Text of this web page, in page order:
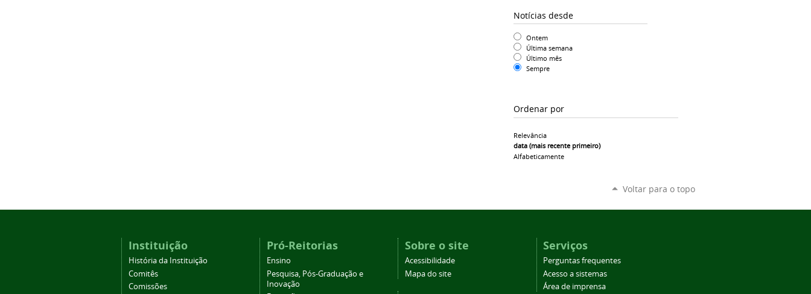
Notícias desde
Ontem
Última semana
Último mês
Sempre
Ordenar por
Relevância
data (mais recente primeiro)
Alfabeticamente
Voltar para o topo
Instituição
História da Instituição
Comitês
Comissões
Pró-Reitorias
Ensino
Pesquisa, Pós-Graduação e
Inovação
Sobre o site
Acessibilidade
Mapa do site
Serviços
Perguntas frequentes
Acesso a sistemas
Área de imprensa